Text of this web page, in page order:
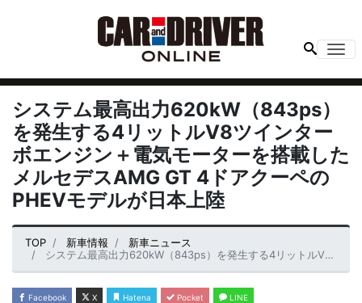
システム最高出力620kW（843ps）
を発生する4リットルV8ツインター
ボエンジン＋電気モーターを搭載した
メルセデスAMG GT 4ドアクーペの
PHEVモデルが日本上陸
TOP 新車情報
新車ニュース
システム最高出力620kW（843ps）を発生する4リットルV8ツインターボエンジン＋電気モーターを搭載したメルセデスAMG GT 4ドアクーペのPHEVモデルが日本上陸
Facebook X Hatena Pocket LINE